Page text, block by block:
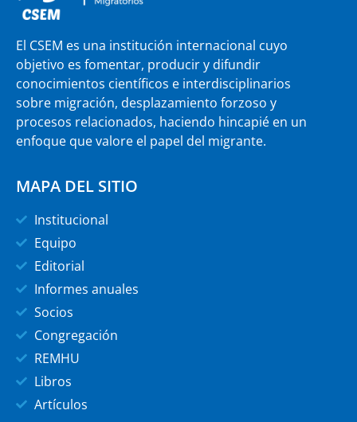
El CSEM es una institución internacional cuyo
objetivo es fomentar, producir y difundir
conocimientos científicos e interdisciplinarios
sobre migración, desplazamiento forzoso y
procesos relacionados, haciendo hincapié en un
enfoque que valore el papel del migrante.
MAPA DEL SITIO
Institucional
Equipo
Editorial
Informes anuales
Socios
Congregación
REMHU
Libros
Artículos